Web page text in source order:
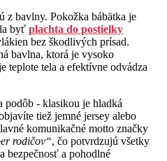
z bavlny. Pokožka bábätka je
byť plachta do postielky
bez škodlivých prísad.
bavlna, ktorá je vysoko
teplote tela a efektívne odvádza
podôb - klasikou je hladká
tiež jemné jersey alebo
komunikačné motto značky
rodičov“, čo potvrdzujú všetky
bezpečnosť a pohodlné